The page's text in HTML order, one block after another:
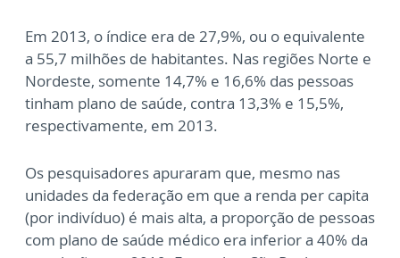
Em 2013, o índice era de 27,9%, ou o equivalente
a 55,7 milhões de habitantes. Nas regiões Norte e
Nordeste, somente 14,7% e 16,6% das pessoas
tinham plano de saúde, contra 13,3% e 15,5%,
respectivamente, em 2013.
Os pesquisadores apuraram que, mesmo nas
unidades da federação em que a renda per capita
(por indivíduo) é mais alta, a proporção de pessoas
com plano de saúde médico era inferior a 40% da